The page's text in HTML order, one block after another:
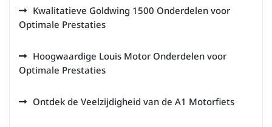
Kwalitatieve Goldwing 1500 Onderdelen voor
Optimale Prestaties
Hoogwaardige Louis Motor Onderdelen voor
Optimale Prestaties
Ontdek de Veelzijdigheid van de A1 Motorfiets